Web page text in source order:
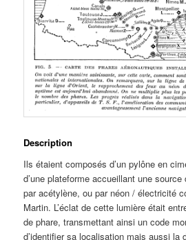
Description
Ils étaient composés d’un pylône en
d’une plateforme accueillant une
par acétylène, ou par néon / électricité
Martin. L’éclat de cette lumière était
de phare, transmettant ainsi un code
d’identifier sa localisation mais aussi la